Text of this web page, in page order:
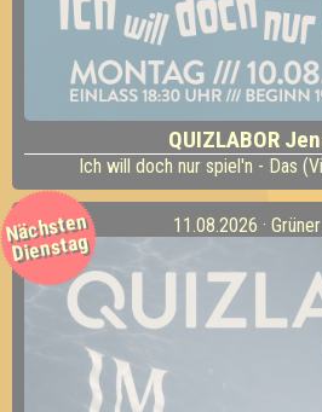
QUIZLABOR
Ich will doch nur spiel'n - Das
Nächsten
Dienstag
11.08.2026 ·